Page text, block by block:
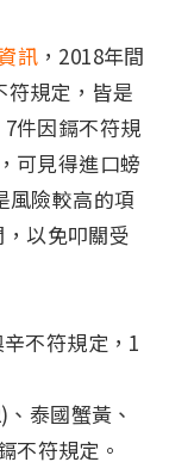
訊 ，2018年間
符規定，皆是
件因鎘不符規
可見得進口螃
風險較高的項
以免叩關受
不符規定，1
泰國蟹黃、
不符規定。